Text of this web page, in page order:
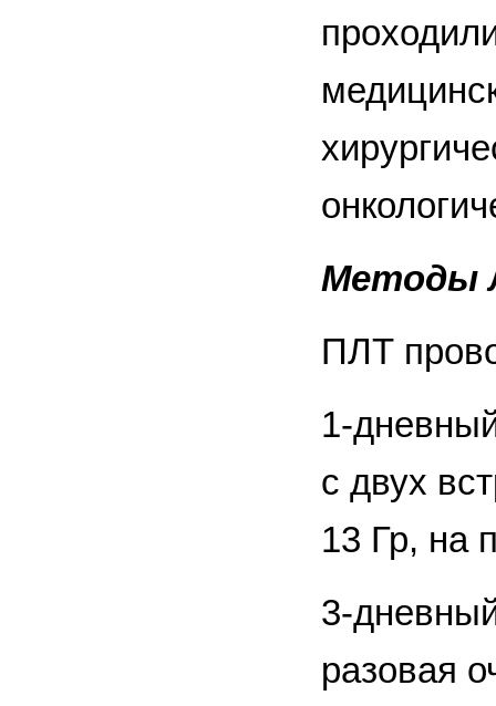
Методы
ПЛТ
1-
с двух
13 Гр, на
3-
разовая